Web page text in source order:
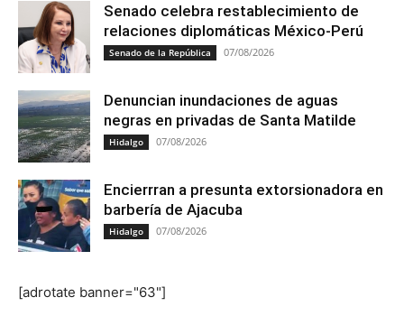
Senado celebra restablecimiento de
relaciones diplomáticas México-Perú
Senado de la República 07/08/2026
Denuncian inundaciones de aguas
negras en privadas de Santa Matilde
Hidalgo 07/08/2026
Encierrran a presunta extorsionadora en
barbería de Ajacuba
Hidalgo 07/08/2026
[adrotate banner="63"]